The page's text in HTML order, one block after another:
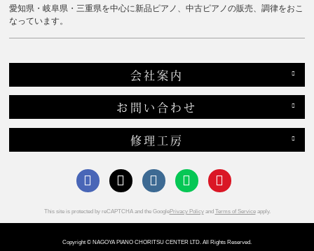
愛知県・岐阜県・三重県を中心に新品ピアノ、中古ピアノの販売、調律をおこ
なっています。
会社案内
お問い合わせ
修理工房
This site is protected by reCAPTCHA and the GooglePrivacy Policyand Terms of Serviceapply.
Copyright © NAGOYA PIANO CHORITSU CENTER LTD. All Rights Reserved.